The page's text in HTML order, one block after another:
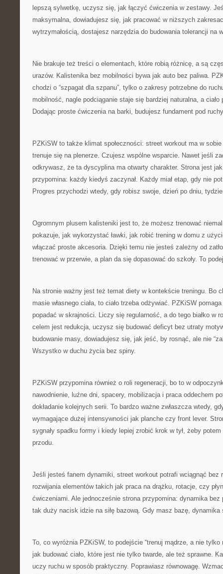
lepszą sylwetkę, uczysz się, jak łączyć ćwiczenia w zestawy.
maksymalna, dowiadujesz się, jak pracować w niższych
wytrzymałością, dostajesz narzędzia do budowania tolerancji na
Nie brakuje też treści o elementach, które robią różnicę, a są
urazów. Kalistenika bez mobilności bywa jak auto bez paliwa.
chodzi o “szpagat dla szpanu”, tylko o zakresy potrzebne do
mobilność, nagle podciąganie staje się bardziej naturalna, a
Dodając proste ćwiczenia na barki, budujesz fundament pod
PZKiSW to także klimat społeczności: street workout ma w
trenuje się na plenerze. Czujesz wspólne wsparcie. Nawet jeśli
odkrywasz, że ta dyscyplina ma otwarty charakter. Strona jest
przypomina: każdy kiedyś zaczynał. Każdy miał etap, gdy nie
Progres przychodzi wtedy, gdy robisz swoje, dzień po dniu,
Ogromnym plusem kalisteniki jest to, że możesz trenować
pokazuje, jak wykorzystać ławki, jak robić trening w domu z
włączać proste akcesoria. Dzięki temu nie jesteś zależny od
trenować w przerwie, a plan da się dopasować do szkoły. To
Na stronie ważny jest też temat diety w kontekście treningu. Bo
masie własnego ciała, to ciało trzeba odżywiać. PZKiSW
popadać w skrajności. Liczy się regularność, a do tego białko w
celem jest redukcja, uczysz się budować deficyt bez utraty
budowanie masy, dowiadujesz się, jak jeść, by rosnąć, ale nie
Wszystko w duchu życia bez spiny.
PZKiSW przypomina również o roli regeneracji, bo to w
nawodnienie, luźne dni, spacery, mobilizacja i praca oddechem
dokładanie kolejnych serii. To bardzo ważne zwłaszcza wtedy,
wymagające dużej intensywności jak planche czy front lever.
sygnały spadku formy i kiedy lepiej zrobić krok w tył, żeby
przodu.
Jeśli jesteś fanem dynamiki, street workout potrafi wciągnąć bez
rozwijania elementów takich jak praca na drążku, rotacje, czy
ćwiczeniami. Ale jednocześnie strona przypomina: dynamika bez
tak duży nacisk idzie na siłę bazową. Gdy masz bazę, dynamika
To, co wyróżnia PZKiSW, to podejście “trenuj mądrze, a nie tylko
jak budować ciało, które jest nie tylko twarde, ale też sprawne.
uczy ruchu w sposób praktyczny. Poprawiasz równowagę.